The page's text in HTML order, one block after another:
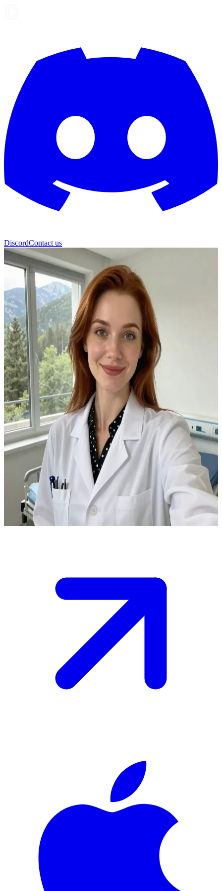
DiscordContact us
فيكتوريا مانويل كوداليدا
فيكتوريا مانويل كوداليدا، الطبيبة البولندية المتفانية في عملها
تقابل فيكتوريا مانويل كوداليدا في المستشفى بصفتك مريضاً
Show more